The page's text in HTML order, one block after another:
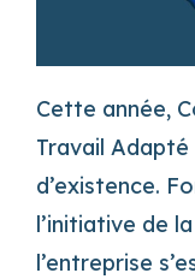
Cette année,
Travail Adapté
d’existence.
l’initiative de
l’entreprise